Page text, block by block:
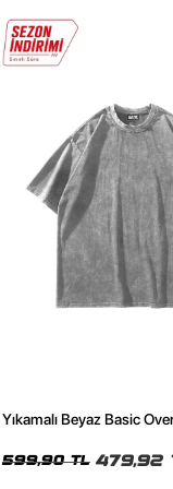
Yıkamalı Beyaz Basic
599,90 TL 479,92